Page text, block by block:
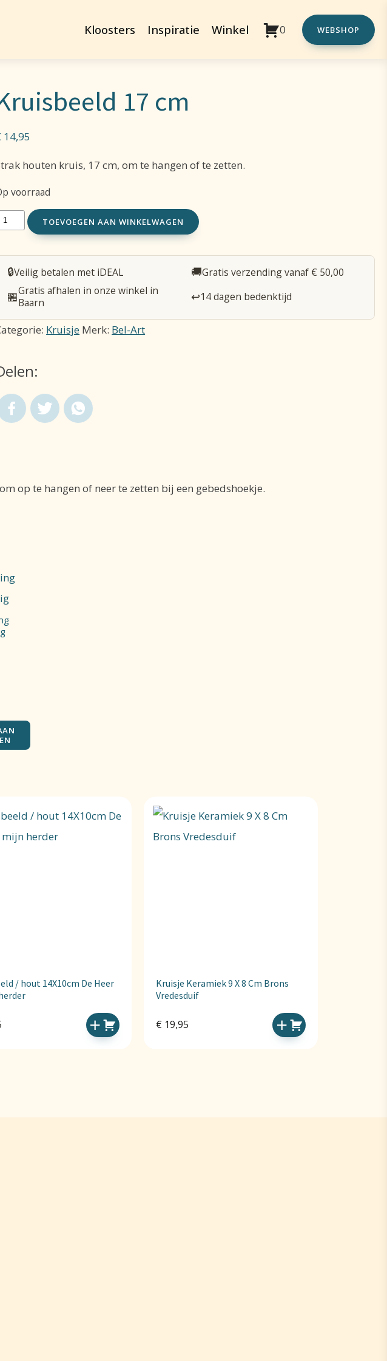
Kloosters Inspiratie Winkel 0 WEBSHOP
17 cm
14,95
houten kruis, 17 cm, om te hangen of te zetten.
voorraad
Kruisbeeld
aantal
TOEVOEGEN AAN WINKELWAGEN
🔒Veilig betalen met iDEAL 🚚Gratis verzending vanaf € 50,00
🏪Gratis afhalen in onze winkel in
Baarn
↩️14 dagen bedenktijd
Kruisje Merk: Bel-Art
op te hangen of neer te zetten bij een gebedshoekje.
/ hout 14X10cm De Heer
Kruisje Keramiek 9 X 8 Cm Brons
Vredesduif
€ 19,95